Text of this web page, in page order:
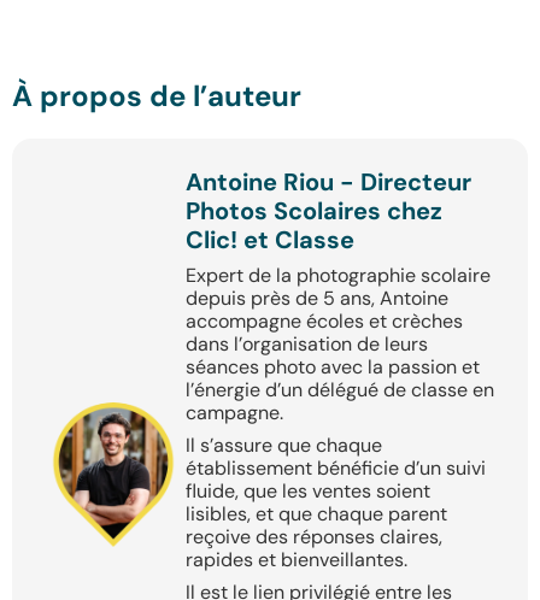
À propos de l’auteur
Antoine Riou - Directeur
Photos Scolaires chez
Clic! et Classe
Expert de la photographie scolaire
depuis près de 5 ans, Antoine
accompagne écoles et crèches
dans l’organisation de leurs
séances photo avec la passion et
l’énergie d’un délégué de classe en
campagne.
Il s’assure que chaque
établissement bénéficie d’un suivi
fluide, que les ventes soient
lisibles, et que chaque parent
reçoive des réponses claires,
rapides et bienveillantes.
Il est le lien privilégié entre les